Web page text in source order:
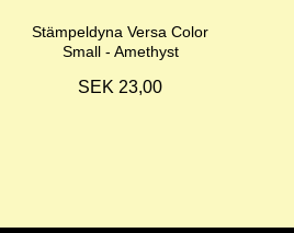
Stämpeldyna Versa Color
Small - Amethyst
SEK 23,00